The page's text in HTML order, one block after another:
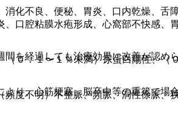
化不良、便秘、胃炎、口内乾燥、舌
口腔粘膜水疱形成、心窩部不快感、
０．１〜１％未満）尿蛋白陽性、（
度不明）不整脈、頻脈、洞性徐脈、
を経過しても治療効果に改善が認め
り、心筋梗塞、脳卒中等の重篤で場